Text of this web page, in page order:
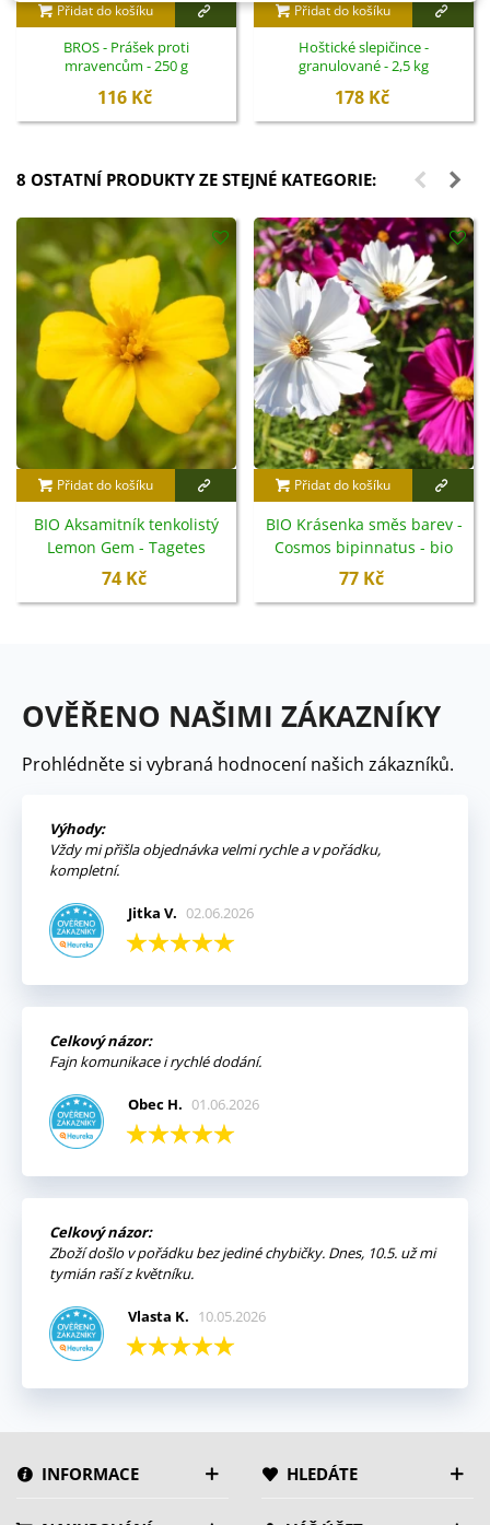
Přidat do košíku
BROS - Prášek proti
mravencům - 250 g
116 Kč
Přidat do košíku
Hoštické slepičince -
granulované - 2,5 kg
178 Kč
8 OSTATNÍ PRODUKTY ZE STEJNÉ KATEGORIE:
Přidat do košíku
BIO Aksamitník tenkolistý
Lemon Gem - Tagetes
tenuifolia - bio semena -
74 Kč
Přidat do košíku
BIO Krásenka směs barev -
Cosmos bipinnatus - bio
semena - 20 ks
77 Kč
OVĚŘENO NAŠIMI ZÁKAZNÍKY
Prohlédněte si vybraná hodnocení našich zákazníků.
Výhody:
Vždy mi přišla objednávka velmi rychle a v pořádku,
kompletní.
Jitka V. 02.06.2026
Celkový názor:
Fajn komunikace i rychlé dodání.
Obec H. 01.06.2026
Celkový názor:
Zboží došlo v pořádku bez jediné chybičky. Dnes, 10.5. už mi
tymián raší z květníku.
Vlasta K. 10.05.2026
INFORMACE HLEDÁTE